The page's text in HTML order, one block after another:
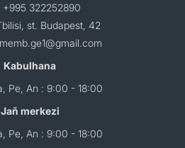
+995 322252890
st. Budapest, 42
Kabulhana
Pe, An : 9:00 - 18:00
Jaň merkezi
Pe, An : 9:00 - 18:00